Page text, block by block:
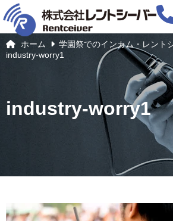
ホーム
学園祭でのインカム・レント
industry-worry1
industry-worry1